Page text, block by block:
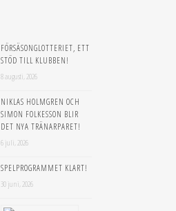
FÖRSÄSONGLOTTERIET, ETT
STÖD TILL KLUBBEN!
8 augusti, 2026
NIKLAS HOLMGREN OCH
SIMON FOLKESSON BLIR
DET NYA TRÄNARPARET!
6 juli, 2026
SPELPROGRAMMET KLART!
30 juni, 2026